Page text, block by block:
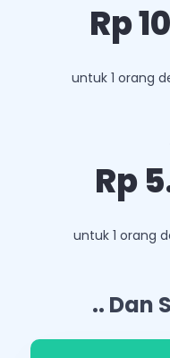
Rp
untuk 1 orang
Rp
untuk 1 orang
.. Dan